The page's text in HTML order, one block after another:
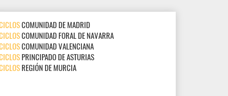
COMUNIDAD DE MADRID
COMUNIDAD FORAL DE NAVARRA
COMUNIDAD VALENCIANA
PRINCIPADO DE ASTURIAS
REGIÓN DE MURCIA